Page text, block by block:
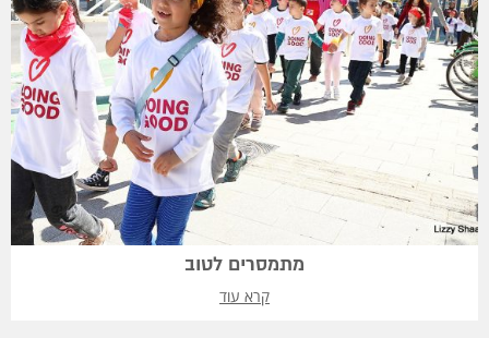
מתמסרים לטוב
קרא עוד